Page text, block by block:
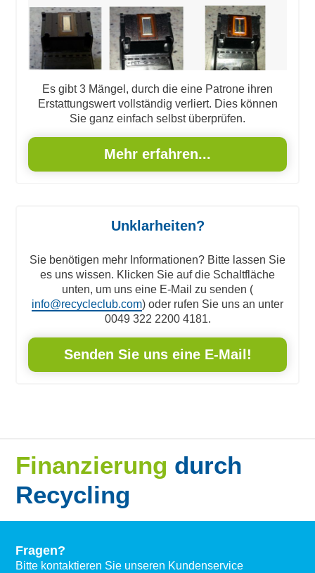
Es gibt 3 Mängel, durch die eine Patrone ihren
Erstattungswert vollständig verliert. Dies können
Sie ganz einfach selbst überprüfen.
Mehr erfahren...
Unklarheiten?
Sie benötigen mehr Informationen? Bitte lassen Sie
es uns wissen. Klicken Sie auf die Schaltfläche
unten, um uns eine E-Mail zu senden (
info@recycleclub.com) oder rufen Sie uns an unter
0049 322 2200 4181.
Senden Sie uns eine E-Mail!
Finanzierung durch
Recycling
Fragen?
Bitte kontaktieren Sie unseren Kundenservice